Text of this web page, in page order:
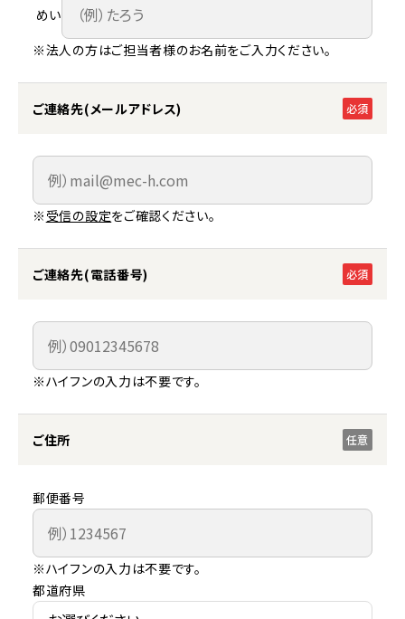
めい
※法人の方はご担当者様のお名前をご入力ください。
ご連絡先(メールアドレス) 必須
※ 受信の設定をご確認ください。
ご連絡先(電話番号) 必須
※ハイフンの入力は不要です。
ご住所 任意
郵便番号
※ハイフンの入力は不要です。
都道府県